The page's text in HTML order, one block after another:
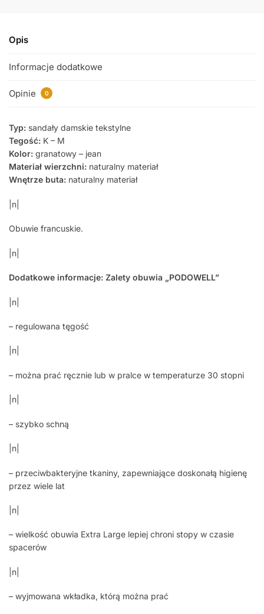
Opis
Informacje dodatkowe
Opinie 0
Typ: sandały damskie tekstylne
Tegość: K – M
Kolor: granatowy – jean
Materiał wierzchni: naturalny materiał
Wnętrze buta: naturalny materiał
|n|
Obuwie francuskie.
|n|
Dodatkowe informacje: Zalety obuwia „PODOWELL”
|n|
– regulowana tęgość
|n|
– można prać ręcznie lub w pralce w temperaturze 30 stopni
|n|
– szybko schną
|n|
– przeciwbakteryjne tkaniny, zapewniające doskonałą higienę
przez wiele lat
|n|
– wielkość obuwia Extra Large lepiej chroni stopy w czasie
spacerów
|n|
– wyjmowana wkładka, którą można prać